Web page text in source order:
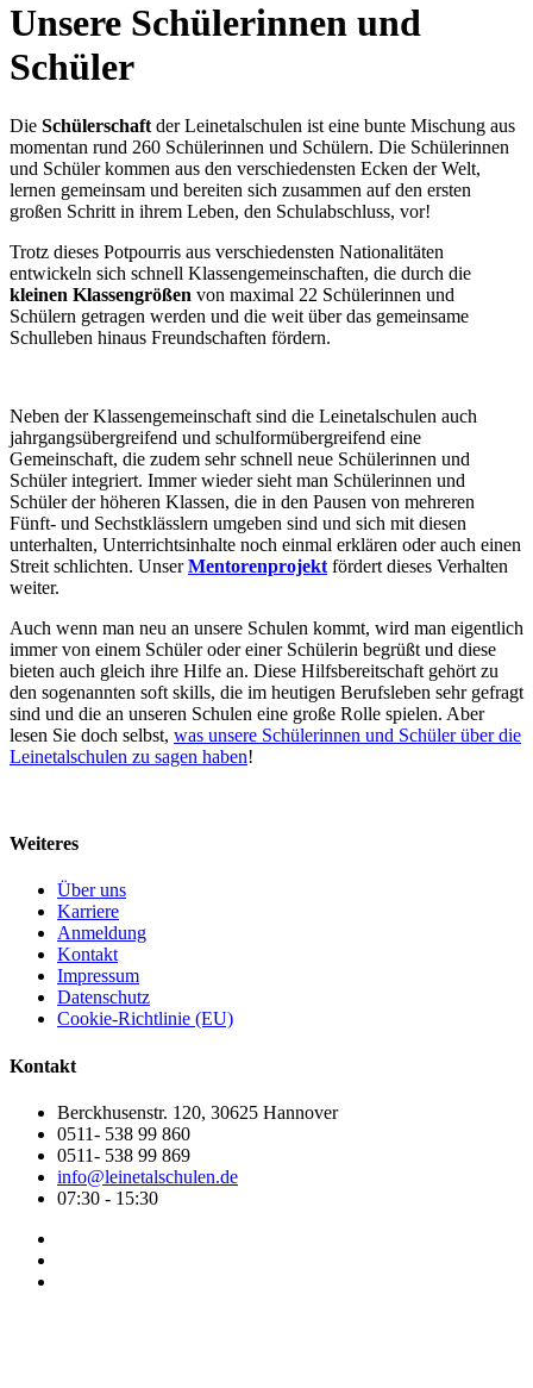
Unsere Schülerinnen und
Schüler
Die Schülerschaft der Leinetalschulen ist eine bunte Mischung aus
momentan rund 260 Schülerinnen und Schülern. Die Schülerinnen
und Schüler kommen aus den verschiedensten Ecken der Welt,
lernen gemeinsam und bereiten sich zusammen auf den ersten
großen Schritt in ihrem Leben, den Schulabschluss, vor!
Trotz dieses Potpourris aus verschiedensten Nationalitäten
entwickeln sich schnell Klassengemeinschaften, die durch die
kleinen Klassengrößen von maximal 22 Schülerinnen und
Schülern getragen werden und die weit über das gemeinsame
Schulleben hinaus Freundschaften fördern.
Neben der Klassengemeinschaft sind die Leinetalschulen auch
jahrgangsübergreifend und schulformübergreifend eine
Gemeinschaft, die zudem sehr schnell neue Schülerinnen und
Schüler integriert. Immer wieder sieht man Schülerinnen und
Schüler der höheren Klassen, die in den Pausen von mehreren
Fünft- und Sechstklässlern umgeben sind und sich mit diesen
unterhalten, Unterrichtsinhalte noch einmal erklären oder auch einen
Streit schlichten. UnserMentorenprojekt fördert dieses Verhalten
weiter.
Auch wenn man neu an unsere Schulen kommt, wird man eigentlich
immer von einem Schüler oder einer Schülerin begrüßt und diese
bieten auch gleich ihre Hilfe an. Diese Hilfsbereitschaft gehört zu
den sogenannten soft skills, die im heutigen Berufsleben sehr gefragt
sind und die an unseren Schulen eine große Rolle spielen. Aber
lesen Sie doch selbst, was unsere Schülerinnen und Schüler über die
Leinetalschulen zu sagen haben!
Weiteres
Über uns
Karriere
Anmeldung
Kontakt
Impressum
Datenschutz
Cookie-Richtlinie (EU)
Kontakt
Berckhusenstr. 120, 30625 Hannover
0511- 538 99 860
0511- 538 99 869
info@leinetalschulen.de
07:30 - 15:30